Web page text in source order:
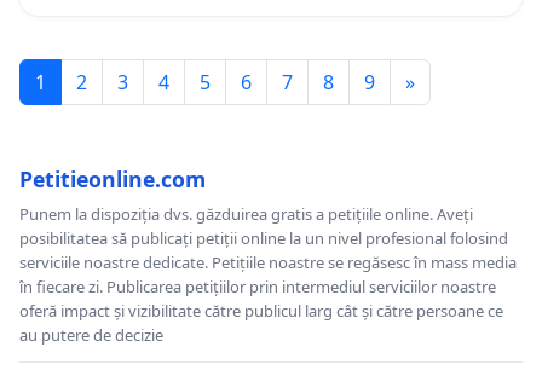
1 2 3 4 5 6 7 8 9 »
Petitieonline.com
Punem la dispoziția dvs. găzduirea gratis a petițiile online. Aveți
posibilitatea să publicați petiții online la un nivel profesional folosind
serviciile noastre dedicate. Petițiile noastre se regăsesc în mass media
în fiecare zi. Publicarea petițiilor prin intermediul serviciilor noastre
oferă impact și vizibilitate către publicul larg cât și către persoane ce
au putere de decizie